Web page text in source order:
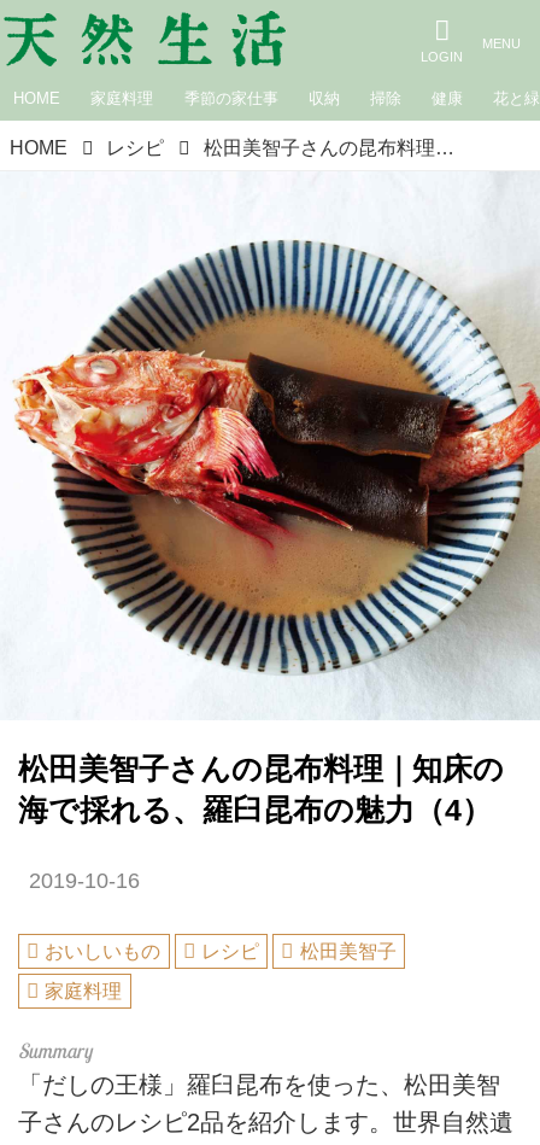
HOME 家庭料理 季節の家仕事 収納 掃除 健康 花と緑
HOME レシピ 松田美智子さんの昆布料理｜知床の海で採れる、羅臼昆布の魅力（4）
松田美智子さんの昆布料理｜知床の
海で採れる、羅臼昆布の魅力（4）
2019-10-16
おいしいもの レシピ
松田美智子
家庭料理
「だしの王様」羅臼昆布を使った、松田美智
子さんのレシピ2品を紹介します。世界自然遺